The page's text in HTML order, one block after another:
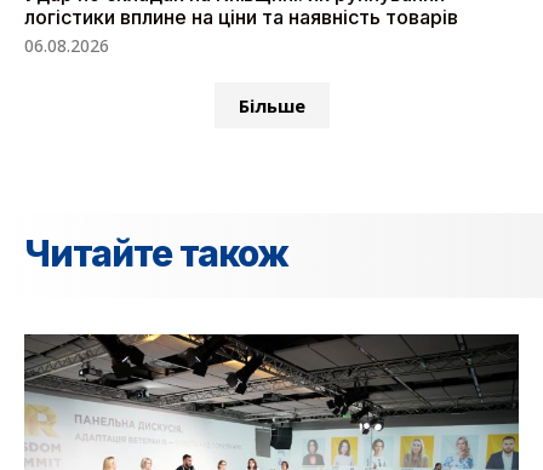
логістики вплине на ціни та наявність товарів
06.08.2026
Більше
Читайте також